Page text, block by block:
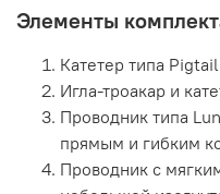
Элементы
Катетер типа Pigtail
Игла-троакар и
Проводник типа
прямым и гибким
Проводник с